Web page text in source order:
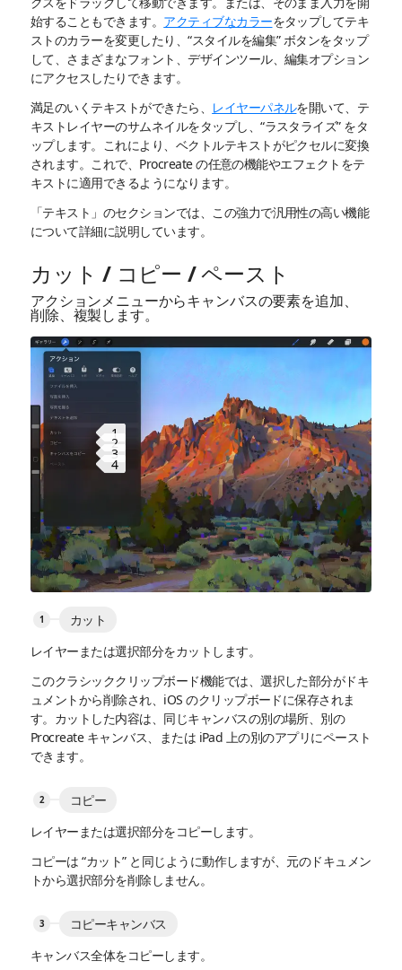
始することもできます。 アクティブなカラーをタップしてテキ
ストのカラーを変更したり、“スタイルを編集” ボタンをタップ
して、さまざまなフォント、デザインツール、編集オプション
にアクセスしたりできます。
満足のいくテキストができたら、 レイヤーパネルを開いて、テ
キストレイヤーのサムネイルをタップし、“ラスタライズ” をタ
ップします。これにより、ベクトルテキストがピクセルに変換
されます。これで、Procreate の任意の機能やエフェクトをテ
キストに適用できるようになります。
「テキスト」のセクションでは、この強力で汎用性の高い機能
について詳細に説明しています。
カット / コピー / ペースト
アクションメニューからキャンバスの要素を追加、
削除、複製します。
1
2
3
4
カット
レイヤーまたは選択部分をカットします。
このクラシッククリップボード機能では、選択した部分がドキ
ュメントから削除され、iOS のクリップボードに保存されま
す。カットした内容は、同じキャンバスの別の場所、別の
Procreate キャンバス、または iPad 上の別のアプリにペースト
できます。
コピー
レイヤーまたは選択部分をコピーします。
コピーは “カット” と同じように動作しますが、元のドキュメン
トから選択部分を削除しません。
コピーキャンバス
キャンバス全体をコピーします。